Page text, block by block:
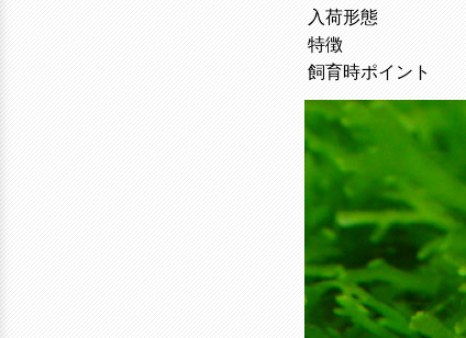
入荷形態
特徴
飼育時ポイント